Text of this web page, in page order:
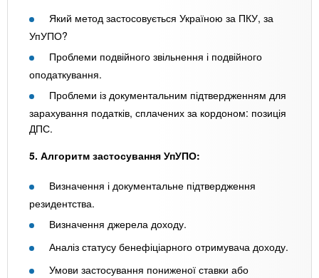
Який метод застосовується Україною за ПКУ, за
УпУПО?
Проблеми подвійного звільнення і подвійного
оподаткування.
Проблеми із документальним підтвердженням для
зарахування податків, сплачених за кордоном: позиція
ДПС.
5. Алгоритм застосування УпУПО:
Визначення і документальне підтвердження
резидентства.
Визначення джерела доходу.
Аналіз статусу бенефіціарного отримувача доходу.
Умови застосування пониженої ставки або